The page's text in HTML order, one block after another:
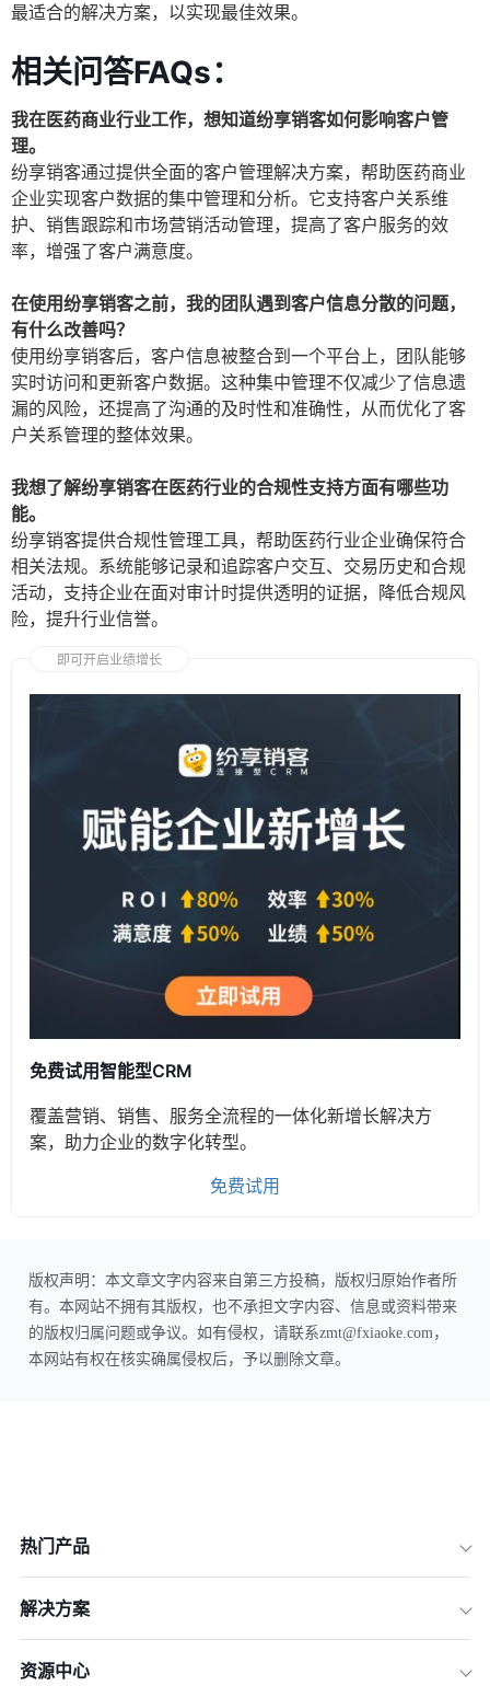
最适合的解决方案，以实现最佳效果。
相关问答FAQs：
我在医药商业行业工作，想知道纷享销客如何影响客户管
理。
纷享销客通过提供全面的客户管理解决方案，帮助医药商业
企业实现客户数据的集中管理和分析。它支持客户关系维
护、销售跟踪和市场营销活动管理，提高了客户服务的效
率，增强了客户满意度。
在使用纷享销客之前，我的团队遇到客户信息分散的问题，
有什么改善吗？
使用纷享销客后，客户信息被整合到一个平台上，团队能够
实时访问和更新客户数据。这种集中管理不仅减少了信息遗
漏的风险，还提高了沟通的及时性和准确性，从而优化了客
户关系管理的整体效果。
我想了解纷享销客在医药行业的合规性支持方面有哪些功
能。
纷享销客提供合规性管理工具，帮助医药行业企业确保符合
相关法规。系统能够记录和追踪客户交互、交易历史和合规
活动，支持企业在面对审计时提供透明的证据，降低合规风
险，提升行业信誉。
即可开启业绩增长
免费试用智能型CRM
覆盖营销、销售、服务全流程的一体化新增长解决方
案，助力企业的数字化转型。
免费试用
版权声明：本文章文字内容来自第三方投稿，版权归原始作者所
有。本网站不拥有其版权，也不承担文字内容、信息或资料带来
的版权归属问题或争议。如有侵权，请联系zmt@fxiaoke.com，
本网站有权在核实确属侵权后，予以删除文章。
热门产品
解决方案
资源中心